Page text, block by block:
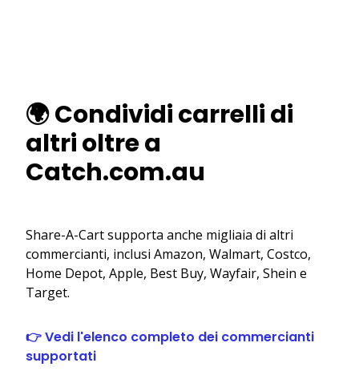
🌍 Condividi carrelli di
altri oltre a
Catch.com.au
Share-A-Cart supporta anche migliaia di altri
commercianti, inclusi Amazon, Walmart, Costco,
Home Depot, Apple, Best Buy, Wayfair, Shein e
Target.
👉 Vedi l'elenco completo dei commercianti
supportati